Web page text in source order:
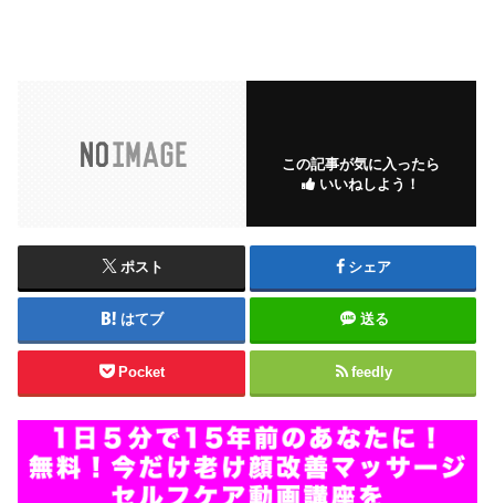
この記事が気に入ったら
いいねしよう！
ポスト シェア
はてブ 送る
Pocket feedly